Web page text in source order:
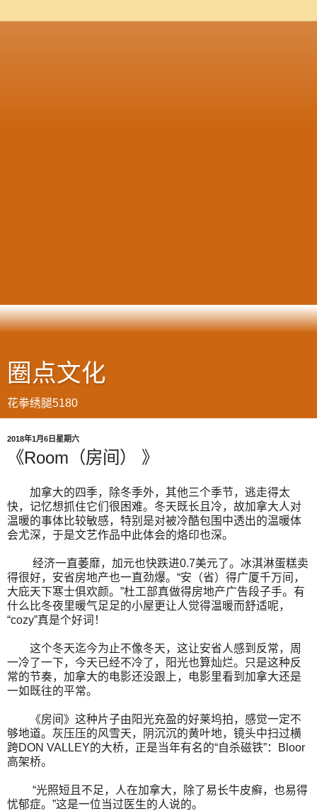
圈点文化
花拳绣腿5180
2018年1月6日星期六
《Room（房间） 》
加拿大的四季，除冬季外，其他三个季节，逃走得太
快，记忆想抓住它们很困难。冬天既长且冷，故加拿大人对
温暖的事体比较敏感，特别是对被冷酷包围中透出的温暖体
会尤深，于是文艺作品中此体会的烙印也深。
经济一直萎靡，加元也快跌进0.7美元了。冰淇淋蛋糕卖
得很好，安省房地产也一直劲爆。“安（省）得广厦千万间，
大庇天下寒士俱欢颜。”杜工部真做得房地产广告段子手。有
什么比冬夜里暖气足足的小屋更让人觉得温暖而舒适呢，
“cozy”真是个好词！
这个冬天迄今为止不像冬天，这让安省人感到反常，周
一冷了一下，今天已经不冷了，阳光也算灿烂。只是这种反
常的节奏，加拿大的电影还没跟上，电影里看到加拿大还是
一如既往的平常。
《房间》这种片子由阳光充盈的好莱坞拍，感觉一定不
够地道。灰压压的风雪天，阴沉沉的黄叶地，镜头中扫过横
跨DON VALLEY的大桥，正是当年有名的“自杀磁铁”：Bloor
高架桥。
“光照短且不足，人在加拿大，除了易长牛皮癣，也易得
忧郁症。”这是一位当过医生的人说的。